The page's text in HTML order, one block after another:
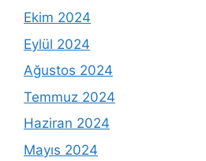
Ekim 2024
Eylül 2024
Ağustos 2024
Temmuz 2024
Haziran 2024
Mayıs 2024